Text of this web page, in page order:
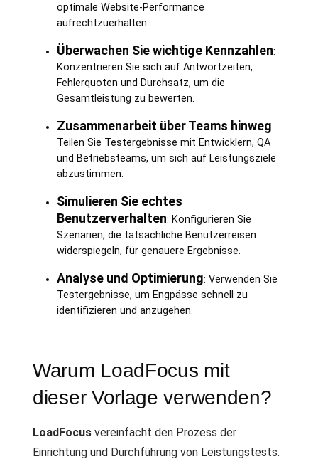
optimale Website-Performance
aufrechtzuerhalten.
Überwachen Sie wichtige Kennzahlen:
Konzentrieren Sie sich auf Antwortzeiten,
Fehlerquoten und Durchsatz, um die
Gesamtleistung zu bewerten.
Zusammenarbeit über Teams hinweg:
Teilen Sie Testergebnisse mit Entwicklern, QA
und Betriebsteams, um sich auf Leistungsziele
abzustimmen.
Simulieren Sie echtes
Benutzerverhalten: Konfigurieren Sie
Szenarien, die tatsächliche Benutzerreisen
widerspiegeln, für genauere Ergebnisse.
Analyse und Optimierung: Verwenden Sie
Testergebnisse, um Engpässe schnell zu
identifizieren und anzugehen.
Warum LoadFocus mit
dieser Vorlage verwenden?
LoadFocus vereinfacht den Prozess der
Einrichtung und Durchführung von Leistungstests.